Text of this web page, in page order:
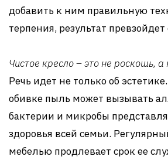
добавить к ним правильную
терпения, результат
Чистое кресло – это не роскошь, а
Речь идет не только об
обивке пыль может вызывать
бактерии и микробы
здоровья всей семьи.
мебелью продлевает срок ее